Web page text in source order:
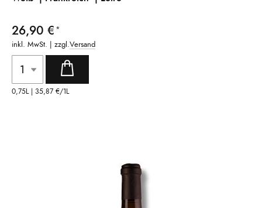
26,90 €
inkl. MwSt. | zzgl.Versand
0,75L | 35,87 €/1L